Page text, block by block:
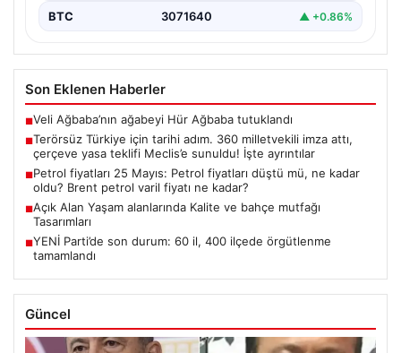
BTC 3071640 ▲ +0.86%
Son Eklenen Haberler
■Veli Ağbaba’nın ağabeyi Hür Ağbaba tutuklandı
■Terörsüz Türkiye için tarihi adım. 360 milletvekili imza attı,
çerçeve yasa teklifi Meclis’e sunuldu! İşte ayrıntılar
■Petrol fiyatları 25 Mayıs: Petrol fiyatları düştü mü, ne kadar
oldu? Brent petrol varil fiyatı ne kadar?
■Açık Alan Yaşam alanlarında Kalite ve bahçe mutfağı
Tasarımları
■YENİ Parti’de son durum: 60 il, 400 ilçede örgütlenme
tamamlandı
Güncel